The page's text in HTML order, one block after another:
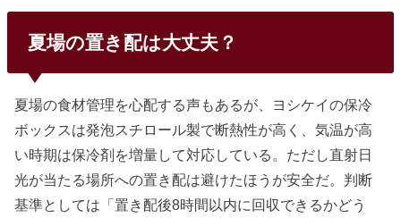
できるわけではないので、あんしんBOXの存在を知ったとき
た。出典：ヨシケイ公式サイトあんしんBOXとはあんしんB
関先に設置しておくと、不在時でも配達員がボックス内に保
夏場の置き配は大丈夫？
夏場の食材管理を心配する声もあるが、ヨシケイの保冷
ボックスは発泡スチロール製で断熱性が高く、気温が高
い時期は保冷剤を増量して対応している。ただし直射日
光が当たる場所への置き配は避けたほうが安全だ。判断
基準としては「置き配後8時間以内に回収できるかどう